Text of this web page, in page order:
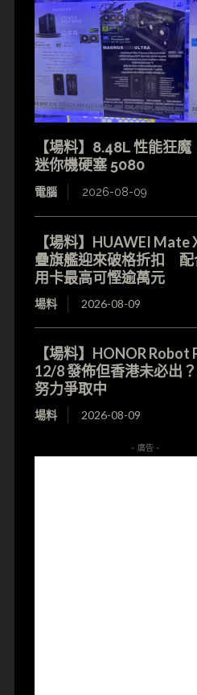
【場料】8.48L 性能狂
迷你機硬塞 5080
電腦 2026-08-09
【場料】HUAWEI Mate
疊旗艦迎來破格折扣 配
用卡最高可慳逾萬元
場料 2026-08-09
【場料】HONOR Robot
12/8 發佈但香港未必出
努力爭取中
場料 2026-08-09
- 廣告 -